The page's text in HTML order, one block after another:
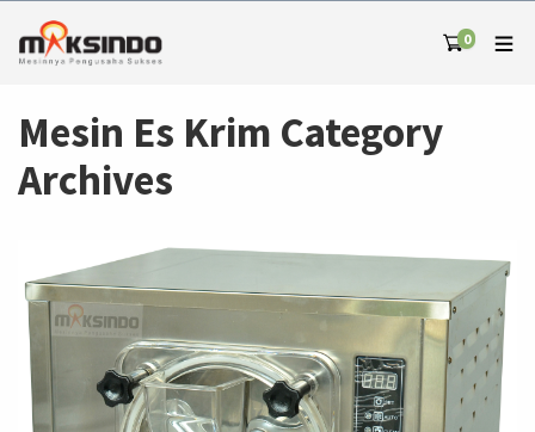
0
Mesin Es Krim Category
Archives